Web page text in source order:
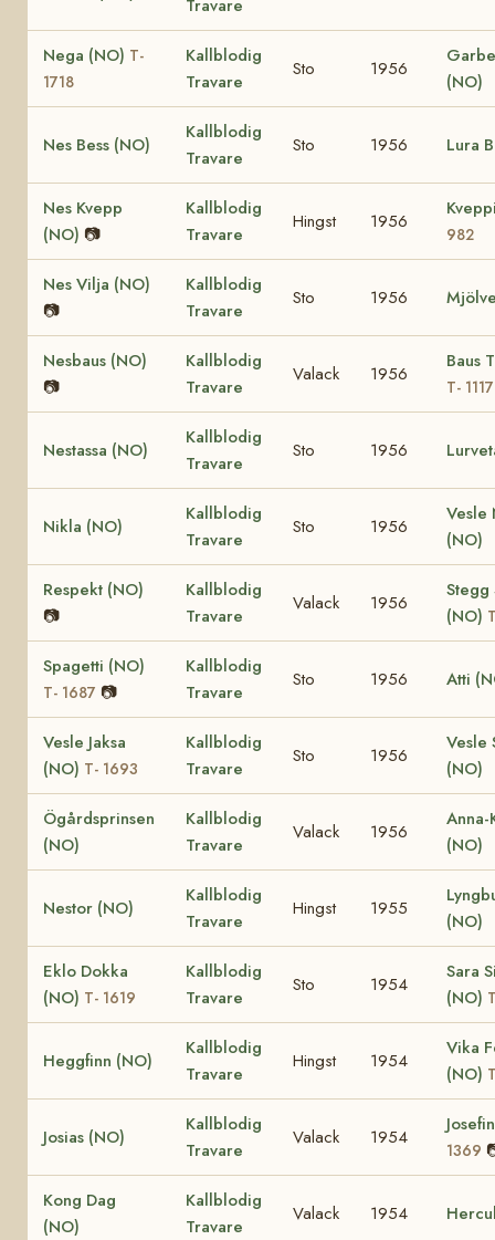
Travare
Nega (NO) T-
1718
Kallblodig
Travare
Sto 1956
(NO)
Nes Bess (NO)
Kallblodig
Travare
Sto 1956 Lura
Nes Kvepp
(NO) 📷
Kallblodig
Travare
Hingst 1956
982
Nes Vilja (NO)
📷
Kallblodig
Travare
Sto 1956
Nesbaus (NO)
📷
Kallblodig
Travare
Valack 1956
Baus
T- 1117
Nestassa (NO)
Kallblodig
Travare
Sto 1956
Nikla (NO)
Kallblodig
Travare
Sto 1956
Vesle
(NO)
Respekt (NO)
📷
Kallblodig
Travare
Valack 1956
Stegg
(NO)
Spagetti (NO)
T- 1687 📷
Kallblodig
Travare
Sto 1956 Atti
Vesle Jaksa
(NO) T- 1693
Kallblodig
Travare
Sto 1956
Vesle
(NO)
Ögårdsprinsen
(NO)
Kallblodig
Travare
Valack 1956
Anna-
(NO)
Nestor (NO)
Kallblodig
Travare
Hingst 1955
(NO)
Eklo Dokka
(NO) T- 1619
Kallblodig
Travare
Sto 1954
Sara
(NO)
Heggfinn (NO)
Kallblodig
Travare
Hingst 1954
Vika
(NO)
Josias (NO)
Kallblodig
Travare
Valack 1954
1369
Kong Dag
(NO)
Kallblodig
Travare
Valack 1954